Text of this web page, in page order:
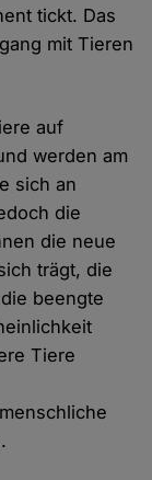
tickt. Das
mit Tieren
auf
werden am
sich an
die
die neue
trägt, die
beengte
Tiere